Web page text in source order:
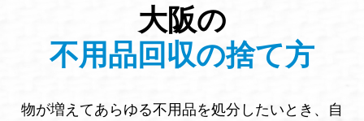
大阪の
不用品回収の捨て方
物が増えてあらゆる不用品を処分したいとき、自